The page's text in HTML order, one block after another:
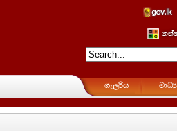
ගැලරිය මාධ්‍ය